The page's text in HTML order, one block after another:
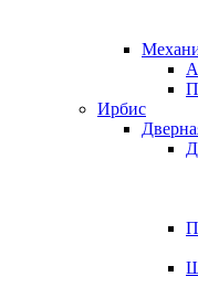
Ирбис